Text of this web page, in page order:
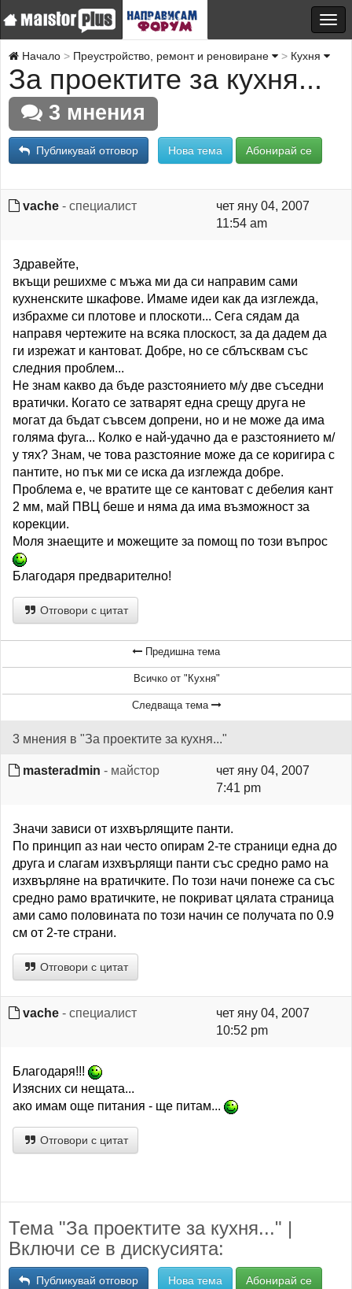
Начало Преустройство, ремонт и реновиране Кухня
За проектите за кухня...
3 мнения
Публикувай отговор Нова тема Абонирай се
vache - специалист
чет яну 04, 2007
11:54 am
Здравейте,
вкъщи решихме с мъжа ми да си направим сами
кухненските шкафове. Имаме идеи как да изглежда,
избрахме си плотове и плоскоти... Сега сядам да
направя чертежите на всяка плоскост, за да дадем да
ги изрежат и кантоват. Добре, но се сблъсквам със
следния проблем...
Не знам какво да бъде разстоянието м/у две съседни
вратички. Когато се затварят една срещу друга не
могат да бъдат съвсем допрени, но и не може да има
голяма фуга... Колко е най-удачно да е разстоянието м/
у тях? Знам, че това разстояние може да се коригира с
пантите, но пък ми се иска да изглежда добре.
Проблема е, че вратите ще се кантоват с дебелия кант
2 мм, май ПВЦ беше и няма да има възможност за
корекции.
Моля знаещите и можещите за помощ по този въпрос
Благодаря предварително!
Отговори с цитат
Предишна тема
Всичко от "Кухня"
Следваща тема
3 мнения в "За проектите за кухня..."
masteradmin - майстор
чет яну 04, 2007
7:41 pm
Значи зависи от изхвърлящите панти.
По принцип аз наи често опирам 2-те страници една до
друга и слагам изхвърлящи панти със средно рамо на
изхвърляне на вратичките. По този начи понеже са със
средно рамо вратичките, не покриват цялата страница
ами само половината по този начин се получата по 0.9
см от 2-те страни.
Отговори с цитат
vache - специалист
чет яну 04, 2007
10:52 pm
Благодаря!!!
Изясних си нещата...
ако имам още питания - ще питам...
Отговори с цитат
Тема "За проектите за кухня..." |
Включи се в дискусията:
Публикувай отговор Нова тема Абонирай се